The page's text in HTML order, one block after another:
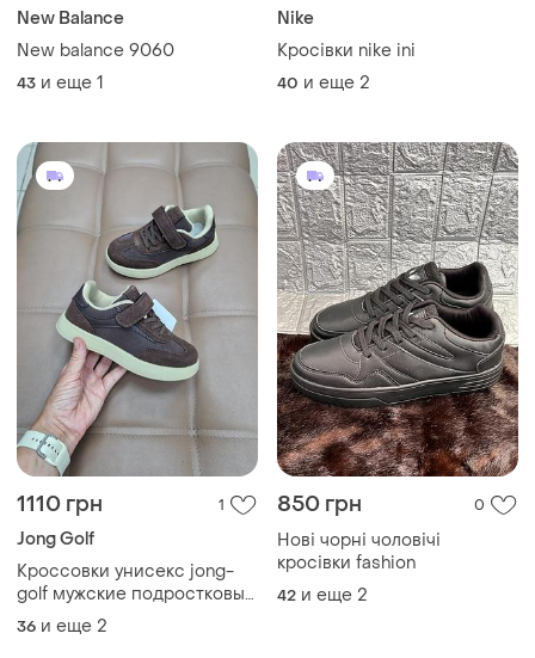
New Balance
New balance 9060
43 и еще 1
Nike
Кросівки nike ini
40 и еще 2
1110 грн 1
Jong Golf
Кроссовки унисекс jong-
golf мужские подростковые
весна осень школьные
36 и еще 2
850 грн 0
Нові чорні чоловічі
кросівки fashion
42 и еще 2